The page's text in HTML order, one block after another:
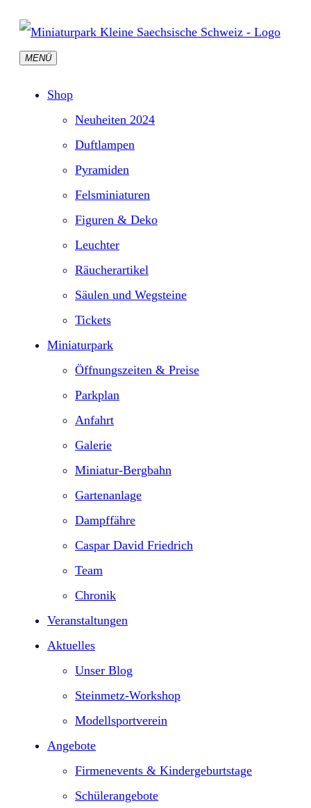
Zum
springen
MENÜ
Shop
Neuheiten 2024
Duftlampen
Pyramiden
Felsminiaturen
Figuren & Deko
Leuchter
Räucherartikel
Säulen und Wegsteine
Tickets
Miniaturpark
Öffnungszeiten & Preise
Parkplan
Anfahrt
Galerie
Miniatur-Bergbahn
Gartenanlage
Dampffähre
Caspar David Friedrich
Team
Chronik
Veranstaltungen
Aktuelles
Unser Blog
Steinmetz-Workshop
Modellsportverein
Angebote
Firmenevents & Kindergeburtstage​
Schülerangebote